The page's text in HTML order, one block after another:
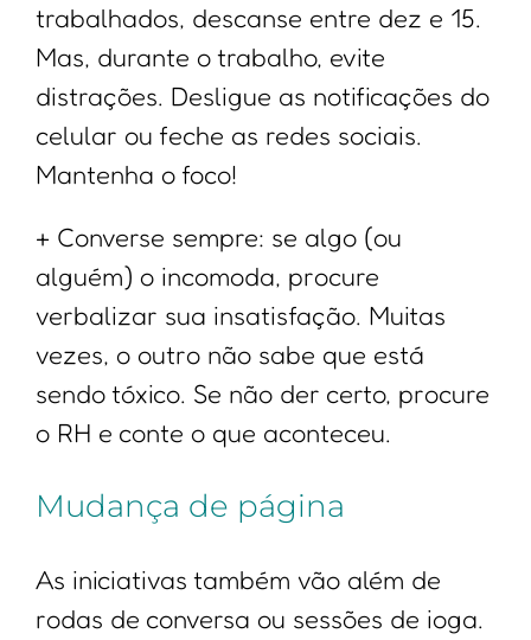
trabalhados, descanse entre dez e 15.
Mas, durante o trabalho, evite
distrações. Desligue as notificações do
celular ou feche as redes sociais.
Mantenha o foco!
+ Converse sempre: se algo (ou
alguém) o incomoda, procure
verbalizar sua insatisfação. Muitas
vezes, o outro não sabe que está
sendo tóxico. Se não der certo, procure
o RH e conte o que aconteceu.
Mudança de página
As iniciativas também vão além de
rodas de conversa ou sessões de ioga.